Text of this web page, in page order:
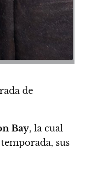
de
Bay, la cual
sus